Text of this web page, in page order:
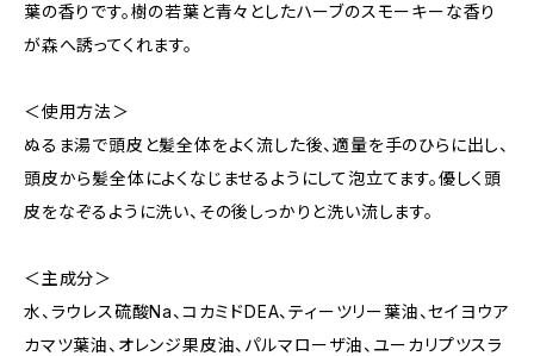
葉の香りです。樹の若葉と青々としたハーブのスモーキーな香り
が森へ誘ってくれます。
＜使用方法＞
ぬるま湯で頭皮と髪全体をよく流した後、適量を手のひらに出し、
頭皮から髪全体によくなじませるようにして泡立てます。優しく頭
皮をなぞるように洗い、その後しっかりと洗い流します。
＜主成分＞
水、ラウレス硫酸Na、コカミドDEA、ティーツリー葉油、セイヨウア
カマツ葉油、オレンジ果皮油、パルマローザ油、ユーカリプツスラ